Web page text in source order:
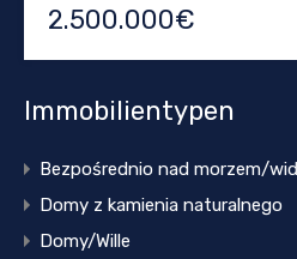
2.500.000€
Immobilientypen
Bezpośrednio nad morzem/
Domy z kamienia naturalnego
Domy/Wille